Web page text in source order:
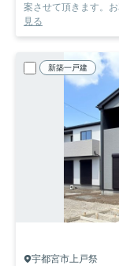
案させて頂きます。
見る
新築一戸建
宇都宮市上戸祭